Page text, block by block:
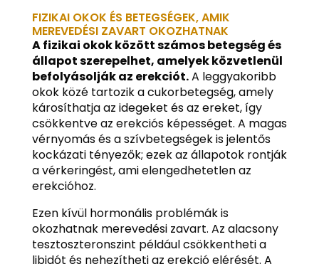
FIZIKAI OKOK ÉS BETEGSÉGEK, AMIK
MEREVEDÉSI ZAVART OKOZHATNAK
A fizikai okok között számos betegség és
állapot szerepelhet, amelyek közvetlenül
befolyásolják az erekciót.A leggyakoribb
okok közé tartozik a cukorbetegség, amely
károsíthatja az idegeket és az ereket, így
csökkentve az erekciós képességet. A magas
vérnyomás és a szívbetegségek is jelentős
kockázati tényezők; ezek az állapotok rontják
a vérkeringést, ami elengedhetetlen az
erekcióhoz.
Ezen kívül hormonális problémák is
okozhatnak merevedési zavart. Az alacsony
tesztoszteronszint például csökkentheti a
libidót és nehezítheti az erekció elérését. A